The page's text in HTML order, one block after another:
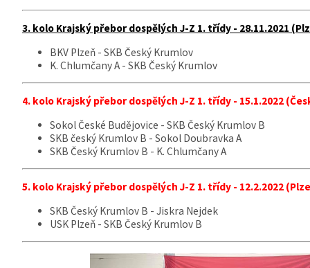
3. kolo Krajský přebor dospělých J-Z 1. třídy - 28.11.2021
BKV Plzeň - SKB Český Krumlov
K. Chlumčany A - SKB Český Krumlov
4. kolo Krajský přebor dospělých J-Z 1. třídy - 15.1.2022
Sokol České Budějovice - SKB Český Krumlov B
SKB český Krumlov B - Sokol Doubravka A
SKB Český Krumlov B - K. Chlumčany A
5. kolo Krajský přebor dospělých J-Z 1. třídy - 12.2.2022
SKB Český Krumlov B - Jiskra Nejdek
USK Plzeň - SKB Český Krumlov B